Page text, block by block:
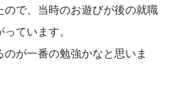
で、当時のお遊びが後の就職
ています。
が一番の勉強かなと思いま